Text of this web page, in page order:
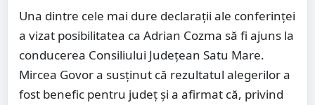
Una dintre cele mai dure declarații ale conferinței
a vizat posibilitatea ca Adrian Cozma să fi ajuns la
conducerea Consiliului Județean Satu Mare.
Mircea Govor a susținut că rezultatul alegerilor a
fost benefic pentru județ și a afirmat că, privind